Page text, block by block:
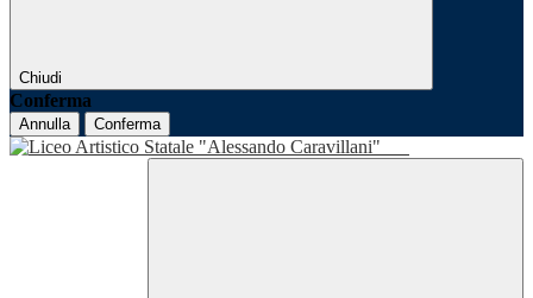
Chiudi
Conferma
Annulla Conferma